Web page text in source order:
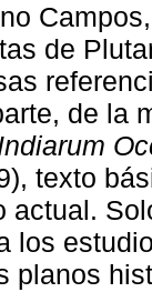
de
de la
texto
actual.
los
planos